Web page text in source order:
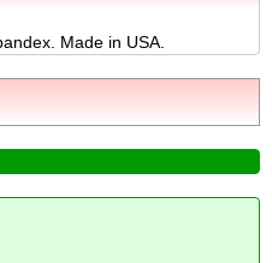
Made in USA.